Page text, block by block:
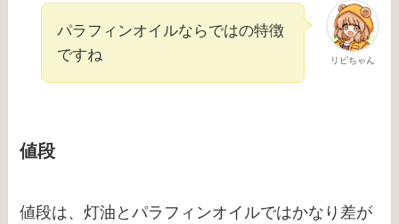
リピちゃん
パラフィンオイルならではの特徴
ですね
値段
値段は、灯油とパラフィンオイルではかなり差が